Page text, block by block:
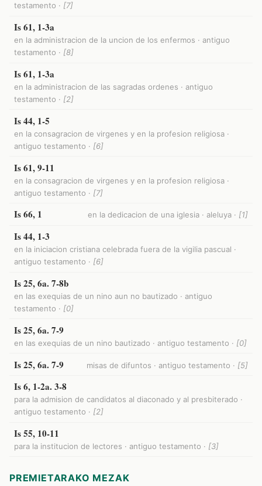
testamento · [7]
Is 61, 1-3a
en la administracion de la uncion de los enfermos · antiguo
testamento · [8]
Is 61, 1-3a
en la administracion de las sagradas ordenes · antiguo
testamento · [2]
Is 44, 1-5
en la consagracion de virgenes y en la profesion religiosa ·
antiguo testamento · [6]
Is 61, 9-11
en la consagracion de virgenes y en la profesion religiosa ·
antiguo testamento · [7]
Is 66, 1 en la dedicacion de una iglesia · aleluya · [1]
Is 44, 1-3
en la iniciacion cristiana celebrada fuera de la vigilia pascual ·
antiguo testamento · [6]
Is 25, 6a. 7-8b
en las exequias de un nino aun no bautizado · antiguo
testamento · [0]
Is 25, 6a. 7-9
en las exequias de un nino bautizado · antiguo testamento · [0]
Is 25, 6a. 7-9 misas de difuntos · antiguo testamento · [5]
Is 6, 1-2a. 3-8
para la admision de candidatos al diaconado y al presbiterado ·
antiguo testamento · [2]
Is 55, 10-11
para la institucion de lectores · antiguo testamento · [3]
PREMIETARAKO MEZAK